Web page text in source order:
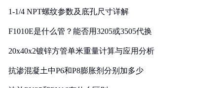
1-1/4 NPT螺纹参数及底孔尺寸详解
F1010E是什么管？能否用3205或3505代换
20x40x2镀锌方管单米重量计算与应用分析
抗渗混凝土中P6和P8膨胀剂分别加多少